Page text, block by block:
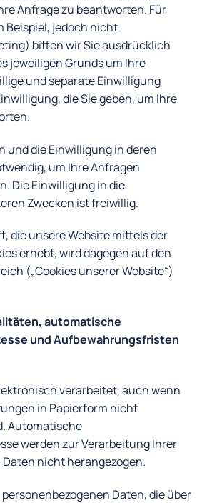
Anfrage zu beantworten. Für
Beispiel, jedoch nicht
bitten wir Sie ausdrücklich
jeweiligen Grunds um Ihre
und separate Einwilligung
die Sie geben, um Ihre
und die Einwilligung in deren
um Ihre Anfragen
Die Einwilligung in die
Zwecken ist freiwillig.
die unsere Website mittels der
erhebt, wird dagegen auf den
(„Cookies unserer Website“)
automatische
und Aufbewahrungsfristen
verarbeitet, auch wenn
in Papierform nicht
Automatische
werden zur Verarbeitung Ihrer
nicht herangezogen.
Daten, die über